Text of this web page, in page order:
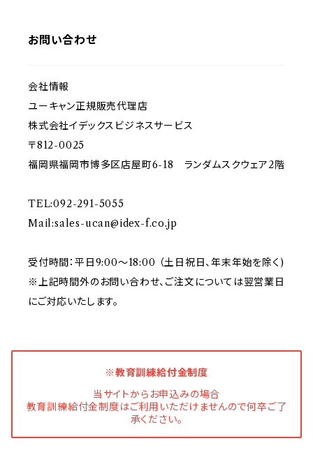
お問い合わせ
会社情報
ユーキャン正規販売代理店
株式会社イデックスビジネスサービス
〒812-0025
福岡県福岡市博多区店屋町6-18 ランダムスクウェア2階
TEL:092-291-5055
Mail:sales-ucan@idex-f.co.jp
受付時間：平日9:00～18:00 （土日祝日、年末年始を除く)
※上記時間外のお問い合わせ、ご注文については翌営業日
にご対応いたします。
※教育訓練給付金制度
当サイトからお申込みの場合
教育訓練給付金制度はご利用いただけませんので何卒ご了
承ください。